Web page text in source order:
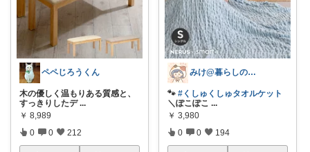
ペペじろうくん
木の優しく温もりある質感と、
すっきりしたデ ...
￥ 8,989
0 0 212
みけ@暮らしのアイテム🫖☕️⁎.
🐾 #くしゅくしゅタオルケット
＼ぽこぽこ ...
￥ 3,980
0 0 194